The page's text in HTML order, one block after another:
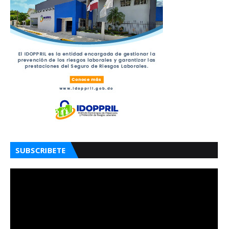
SUBSCRIBETE